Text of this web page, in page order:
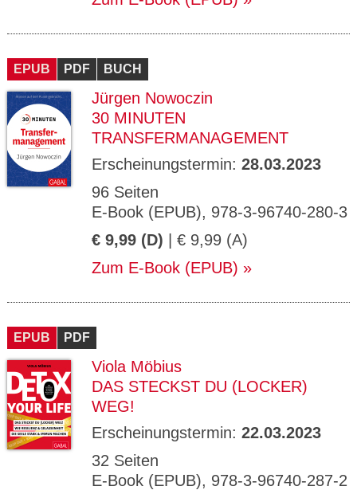
EPUB PDF BUCH
Jürgen Nowoczin
30 MINUTEN
TRANSFERMANAGEMENT
Erscheinungstermin: 28.03.2023
96 Seiten
E-Book (EPUB), 978-3-96740-280-3
€ 9,99 (D) | € 9,99 (A)
Zum E-Book (EPUB)
EPUB PDF
Viola Möbius
DAS STECKST DU (LOCKER)
WEG!
Erscheinungstermin: 22.03.2023
32 Seiten
E-Book (EPUB), 978-3-96740-287-2